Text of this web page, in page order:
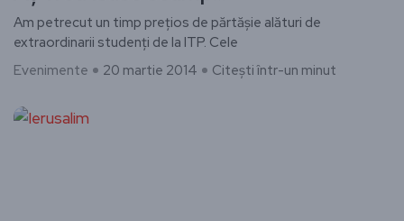
Am petrecut un timp prețios de părtășie alături de
extraordinarii studenți de la ITP. Cele
Evenimente
20 martie 2014 Citești într-un minut